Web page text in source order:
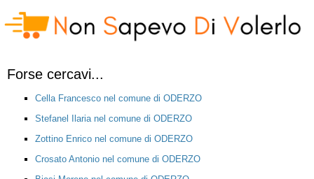
Forse cercavi...
Cella Francesco nel comune di ODERZO
Stefanel Ilaria nel comune di ODERZO
Zottino Enrico nel comune di ODERZO
Crosato Antonio nel comune di ODERZO